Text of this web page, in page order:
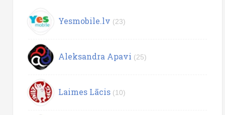
Yesmobile.lv (23)
Aleksandra Apavi (25)
Laimes Lācis (10)